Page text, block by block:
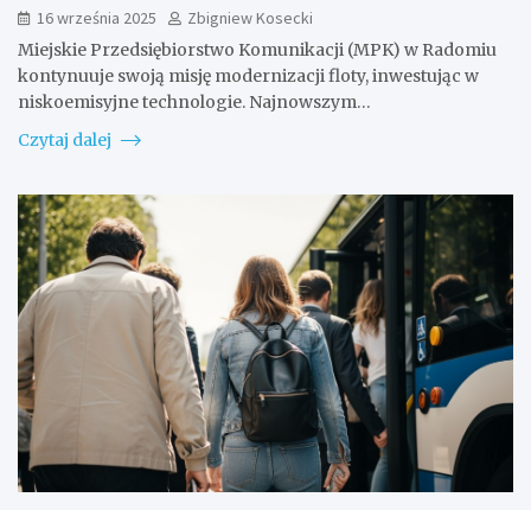
16 września 2025
Zbigniew Kosecki
Miejskie Przedsiębiorstwo Komunikacji (MPK) w Radomiu
kontynuuje swoją misję modernizacji floty, inwestując w
niskoemisyjne technologie. Najnowszym…
Czytaj dalej